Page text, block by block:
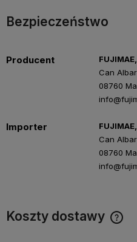
Bezpieczeństwo
Producent
Can
08760
Importer
Can
08760
Koszty dostawy